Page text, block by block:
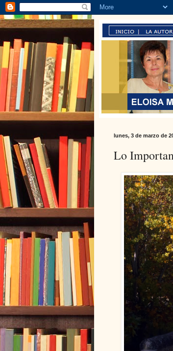
lunes, 3 de marzo de
Lo